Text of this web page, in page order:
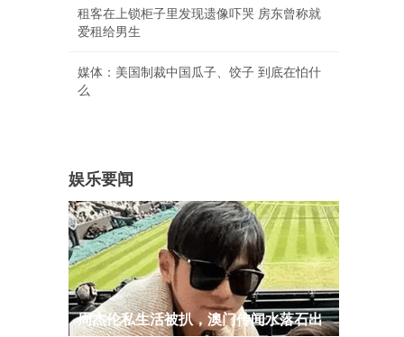
租客在上锁柜子里发现遗像吓哭 房东曾称就
爱租给男生
媒体：美国制裁中国瓜子、饺子 到底在怕什
么
娱乐要闻
周杰伦私生活被扒，澳门传闻水落石出